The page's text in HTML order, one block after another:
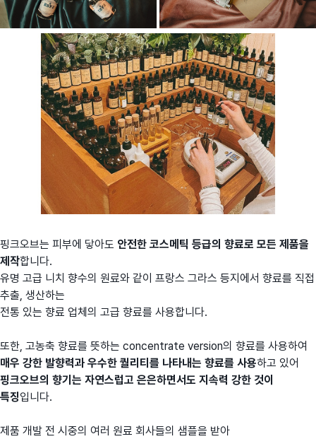
핑크오브는 피부에 닿아도 안전한 코스메틱 등급의 향료로 모든 제품을
제작합니다.
유명 고급 니치 향수의 원료와 같이 프랑스 그라스 등지에서 향료를 직접
추출, 생산하는
전통 있는 향료 업체의 고급 향료를 사용합니다.
또한, 고농축 향료를 뜻하는 concentrate version의 향료를 사용하여
매우 강한 발향력과 우수한 퀄리티를 나타내는 향료를 사용하고 있어
핑크오브의 향기는 자연스럽고 은은하면서도 지속력 강한 것이
특징입니다.
제품 개발 전 시중의 여러 원료 회사들의 샘플을 받아